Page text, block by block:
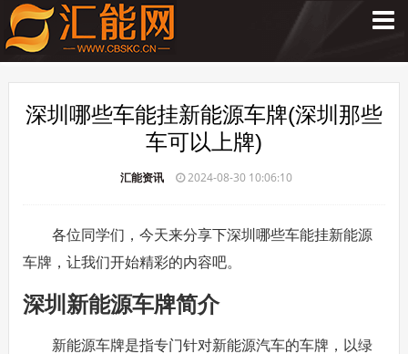
深圳哪些车能挂新能源车牌(深圳那些
车可以上牌)
汇能资讯 2024-08-30 10:06:10
各位同学们，今天来分享下深圳哪些车能挂新能源
车牌，让我们开始精彩的内容吧。
深圳新能源车牌简介
新能源车牌是指专门针对新能源汽车的车牌，以绿